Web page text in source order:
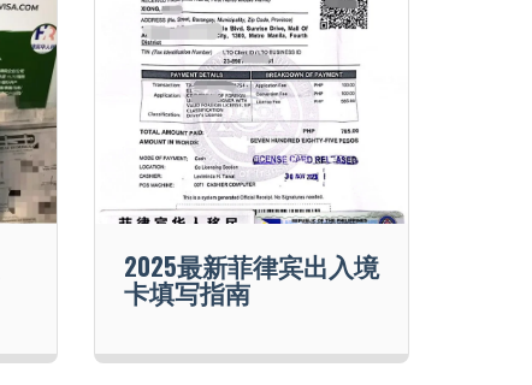
2025最新菲律宾出入境
卡填写指南